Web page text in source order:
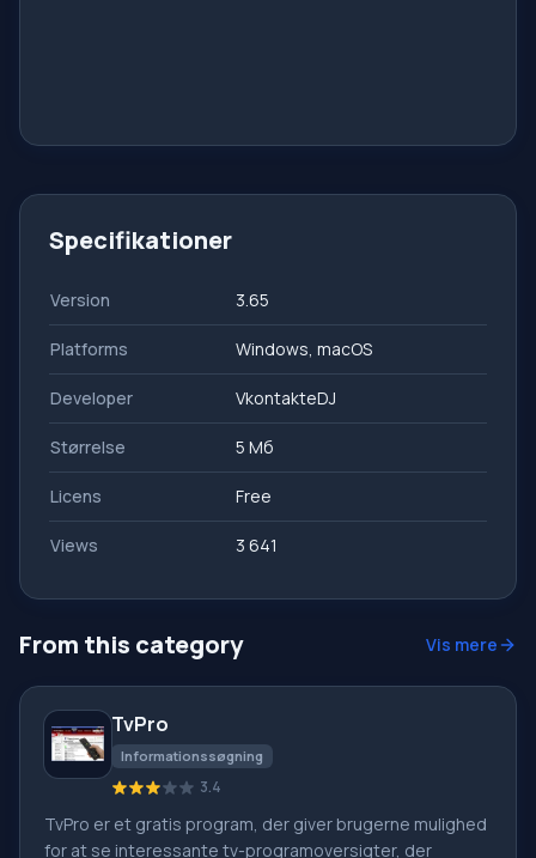
Specifikationer
Version 3.65
Platforms Windows, macOS
Developer VkontakteDJ
Størrelse 5 Мб
Licens Free
Views 3 641
From this category Vis mere
TvPro
Informationssøgning
3.4
TvPro er et gratis program, der giver brugerne mulighed
for at se interessante tv-programoversigter, der